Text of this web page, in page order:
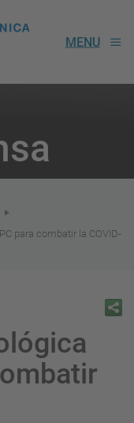
MENU
para combatir la COVID-